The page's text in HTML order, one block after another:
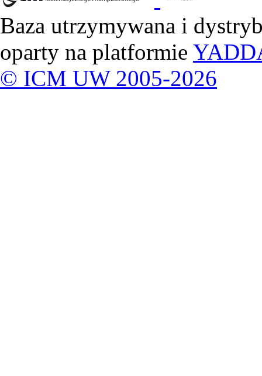
Baza utrzymywana i
oparty na platformie
© ICM UW 2005-2026